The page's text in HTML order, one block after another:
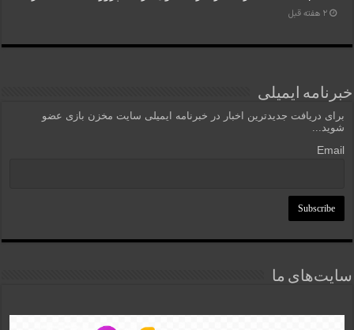
2 هفته قبل
خبرنامه ایمیلی
برای دریافت جدیدترین اخبار در خبرنامه ایمیلی سایت مخزن بازی عضو
شوید...
Email
سایت‌های ما